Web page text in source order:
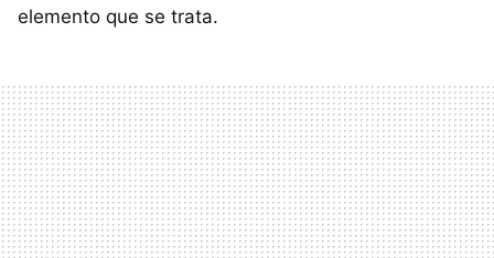
elemento que se trata.